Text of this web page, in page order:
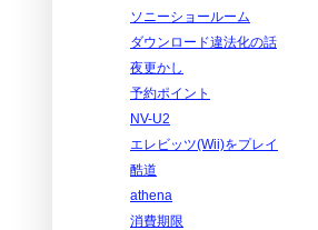
ソニーショールーム
ダウンロード違法化の話
夜更かし
予約ポイント
NV-U2
エレビッツ(Wii)をプレイ
酷道
athena
消費期限